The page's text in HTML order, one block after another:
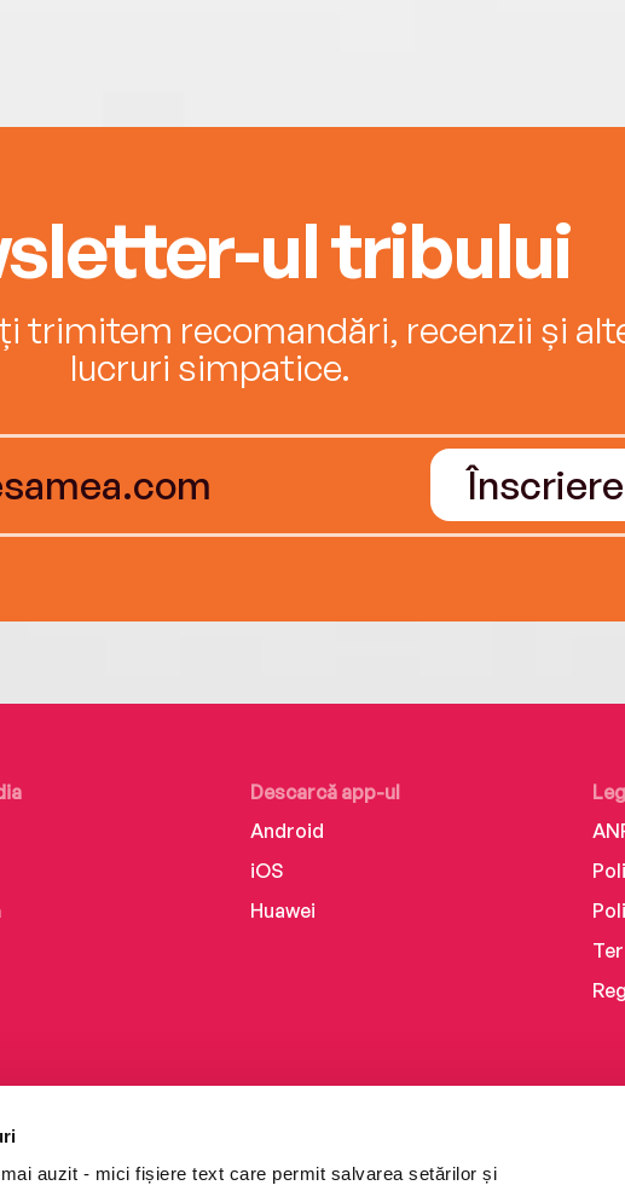
auzit - mici fișiere text care permit salvarea setărilor și
ul tribului
trimitem recomandări, recenzii și
lucruri simpatice.
Înscriere
Descarcă app-ul
Android
iOS
Huawei